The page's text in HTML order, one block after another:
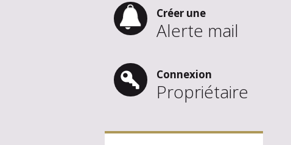
Créer une
Alerte mail
Connexion
Propriétaire